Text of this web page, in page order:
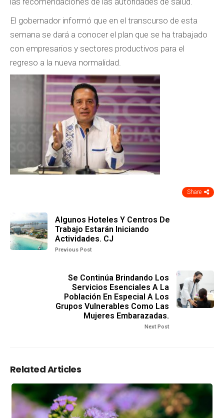
El gobernador informó que en el transcurso de esta
semana se dará a conocer el plan que se ha trabajado
con empresarios y sectores productivos para el
regreso a la nueva normalidad.
Share
Algunos Hoteles Y Centros De
Trabajo Estarán Iniciando
Actividades. CJ
Previous Post
Se Continúa Brindando Los
Servicios Esenciales A La
Población En Especial A Los
Grupos Vulnerables Como Las
Mujeres Embarazadas.
Next Post
Related Articles